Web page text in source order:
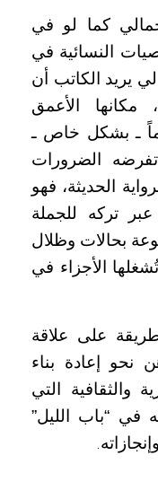
كما لو في
النسائية في
يريد الكاتب أن
مكانها الأعمق
ـ بشكل خاص ـ
الضرورات
الحديثة، فهو
تركه للجملة
بحالات وظلال
الأجزاء في
على علاقة
نحو إعادة بناء
والثقافية التي
في “باب الليل”
.